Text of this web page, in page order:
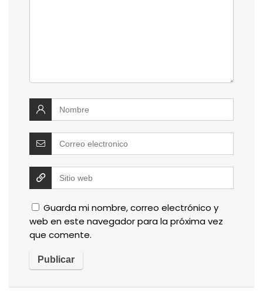
Guarda mi nombre, correo electrónico y
web en este navegador para la próxima vez
que comente.